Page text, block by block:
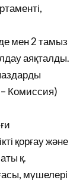
мен 2 тамыз
аяқталды.
Комиссия)
қорғау және
қ.
мүшелері